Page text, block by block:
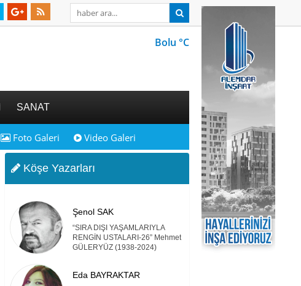
Bolu °C
SANAT
Foto Galeri Video Galeri
Köşe Yazarları
Şenol SAK
“SIRA DIŞI YAŞAMLARIYLA
RENGİN USTALARI-26” Mehmet
GÜLERYÜZ (1938-2024)
Eda BAYRAKTAR